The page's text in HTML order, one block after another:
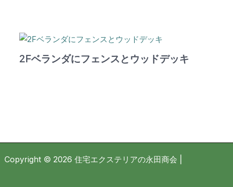
2Fベランダにフェンスとウッドデッキ
Copyright © 2026 住宅エクステリアの永田商会 |